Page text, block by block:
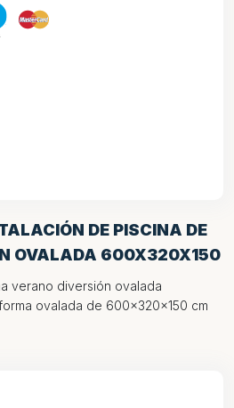
DE PISCINA DE
OVALADA 600X320X150
verano diversión ovalada
ovalada de 600x320x150 cm